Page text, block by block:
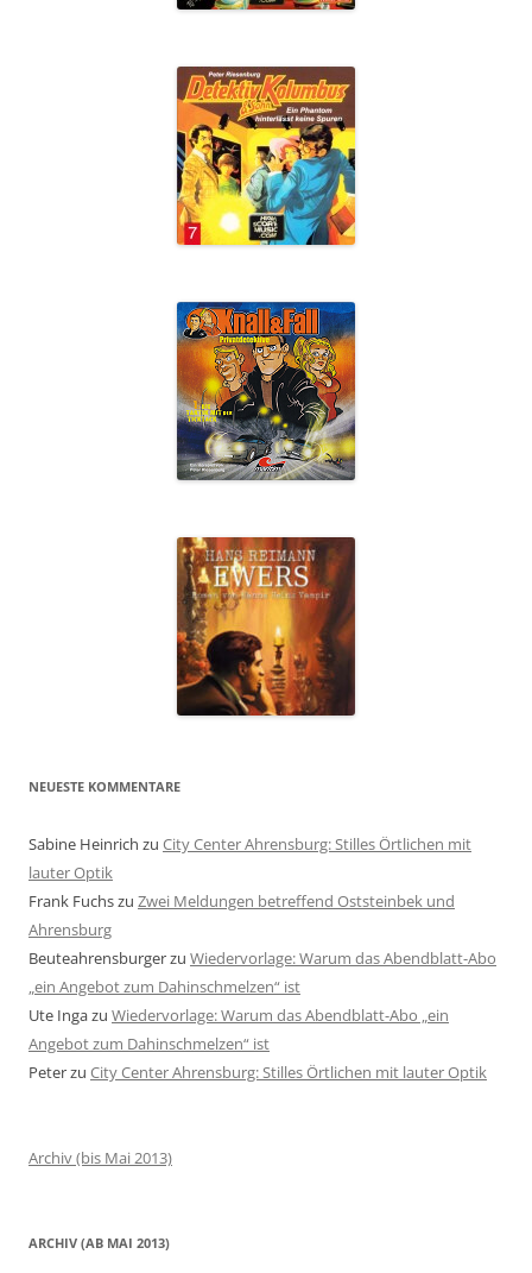
NEUESTE KOMMENTARE
Sabine Heinrich zu City Center Ahrensburg: Stilles Örtlichen mit
lauter Optik
Frank Fuchszu Zwei Meldungen betreffend Oststeinbek und
Ahrensburg
Beuteahrensburgerzu Wiedervorlage: Warum das Abendblatt-Abo
„ein Angebot zum Dahinschmelzen“ ist
Ute Ingazu Wiedervorlage: Warum das Abendblatt-Abo „ein
Angebot zum Dahinschmelzen“ ist
Peterzu City Center Ahrensburg: Stilles Örtlichen mit lauter Optik
Archiv (bis Mai 2013)
ARCHIV (AB MAI 2013)